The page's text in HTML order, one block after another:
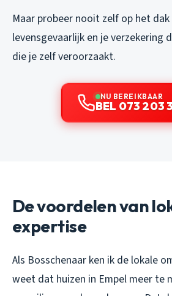
Maar probeer nooit zelf op het
levensgevaarlijk en je verzekering
die je zelf veroorzaakt.
NU BEREIKBAAR
BEL 073 203
De voordelen van
expertise
Als Bosschenaar ken ik de lokale
weet dat huizen in Empel meer te